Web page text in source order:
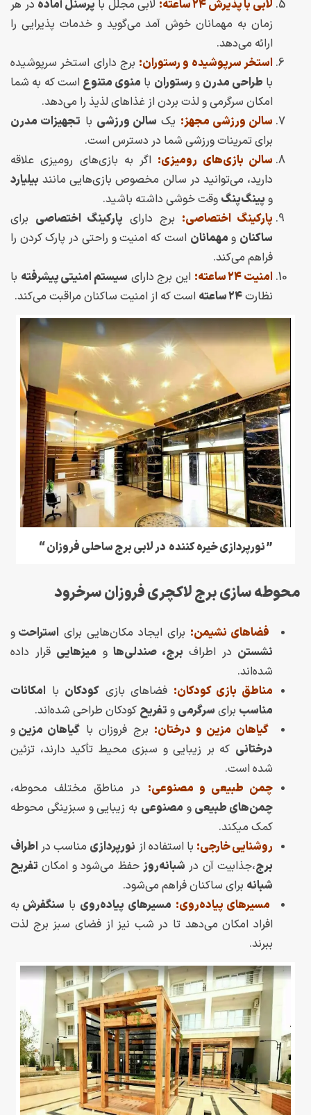
لابی با پذیرش ۲۴ ساعته:
لابی مجلل با پرسنل آماده در هر
زمان به مهمانان خوش آمد می‌گوید و خدمات پذیرایی را
ارائه می‌دهد.
استخر سرپوشیده و رستوران: برج دارای استخر سرپوشیده
با طراحی مدرن و رستوران با منوی متنوع است که به شما
امکان سرگرمی و لذت بردن از غذاهای لذیذ را می‌دهد.
سالن ورزشی مجهز: یک سالن ورزشی با تجهیزات مدرن
برای تمرینات ورزشی شما در دسترس است.
سالن بازی‌های رومیزی: اگر به بازی‌های رومیزی علاقه
دارید، می‌توانید در سالن مخصوص بازی‌هایی مانند بیلیارد
و پینگ‌پنگ وقت خوشی داشته باشید.
پارکینگ اختصاصی: برج دارای پارکینگ اختصاصی برای
ساکنان و مهمانان است که امنیت و راحتی در پارک کردن را
فراهم می‌کند.
امنیت ۲۴ ساعته:
این برج دارای سیستم امنیتی پیشرفته با
نظارت۲۴ ساعته است که از امنیت ساکنان مراقبت می‌کند.
” نورپردازی خیره کننده در لابی برج ساحلی فروزان “
محوطه سازی برج لاکچری فروزان سرخرود
فضاهای نشیمن: برای ایجاد مکان‌هایی برای استراحت و
نشستن در اطراف برج، صندلی‌ها و میزهایی قرار داده
شده‌اند.
مناطق بازی کودکان: فضاهای بازی کودکان با امکانات
مناسب برای سرگرمی و تفریح کودکان طراحی شده‌اند.
گیاهان مزین و درختان: برج فروزان با گیاهان مزین و
درختانی که بر زیبایی و سبزی محیط تأکید دارند، تزئین
شده است.
چمن طبیعی و مصنوعی: در مناطق مختلف محوطه،
چمن‌های طبیعی و مصنوعی به زیبایی و سبزینگی محوطه
کمک میکند.
روشنایی خارجی: با استفاده از نورپردازی مناسب در اطراف
برج،جذابیت آن در شبانه‌روز حفظ می‌شود و امکان تفریح
شبانه برای ساکنان فراهم می‌شود.
مسیرهای پیاده‌روی: مسیرهای پیاده‌روی با سنگفرش به
افراد امکان می‌دهد تا در شب نیز از فضای سبز برج لذت
ببرند.